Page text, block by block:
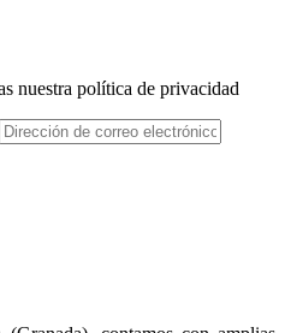
nuestra política de privacidad